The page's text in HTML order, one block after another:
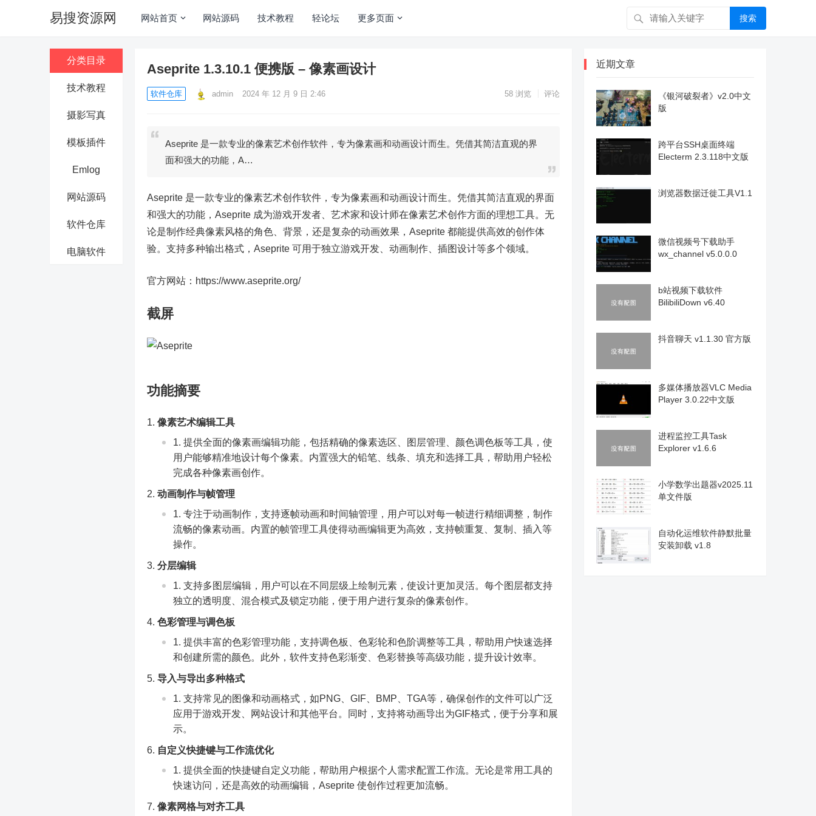
易搜资源网 网站首页 网站源码 技术教程 轻论坛 更多页面 搜索
分类目录
技术教程
摄影写真
模板插件
Emlog
网站源码
软件仓库
电脑软件
Aseprite 1.3.10.1 便携版 – 像素画设计
软件仓库 admin 2024 年 12 月 9 日 2:46 58 浏览 评论
Aseprite 是一款专业的像素艺术创作软件，专为像素画和动画设计而生。凭借其简洁直观的界
面和强大的功能，A…
Aseprite 是一款专业的像素艺术创作软件，专为像素画和动画设计而生。凭借其简洁直观的界面
和强大的功能，Aseprite 成为游戏开发者、艺术家和设计师在像素艺术创作方面的理想工具。无
论是制作经典像素风格的角色、背景，还是复杂的动画效果，Aseprite 都能提供高效的创作体
验。支持多种输出格式，Aseprite 可用于独立游戏开发、动画制作、插图设计等多个领域。
官方网站：https://www.aseprite.org/
截屏
功能摘要
像素艺术编辑工具
提供全面的像素画编辑功能，包括精确的像素选区、图层管理、颜色调色板等工具，使
用户能够精准地设计每个像素。内置强大的铅笔、线条、填充和选择工具，帮助用户轻松
完成各种像素画创作。
动画制作与帧管理
专注于动画制作，支持逐帧动画和时间轴管理，用户可以对每一帧进行精细调整，制作
流畅的像素动画。内置的帧管理工具使得动画编辑更为高效，支持帧重复、复制、插入等
操作。
分层编辑
支持多图层编辑，用户可以在不同层级上绘制元素，使设计更加灵活。每个图层都支持
独立的透明度、混合模式及锁定功能，便于用户进行复杂的像素创作。
色彩管理与调色板
提供丰富的色彩管理功能，支持调色板、色彩轮和色阶调整等工具，帮助用户快速选择
和创建所需的颜色。此外，软件支持色彩渐变、色彩替换等高级功能，提升设计效率。
导入与导出多种格式
支持常见的图像和动画格式，如PNG、GIF、BMP、TGA等，确保创作的文件可以广泛
应用于游戏开发、网站设计和其他平台。同时，支持将动画导出为GIF格式，便于分享和展
示。
自定义快捷键与工作流优化
提供全面的快捷键自定义功能，帮助用户根据个人需求配置工作流。无论是常用工具的
快速访问，还是高效的动画编辑，Aseprite 使创作过程更加流畅。
像素网格与对齐工具
近期文章
《银河破裂者》v2.0中文
版
跨平台SSH桌面终端
Electerm 2.3.118中文版
浏览器数据迁徙工具V1.1
微信视频号下载助手
wx_channel v5.0.0.0
b站视频下载软件
BilibiliDown v6.40
抖音聊天 v1.1.30 官方版
多媒体播放器VLC Media
Player 3.0.22中文版
进程监控工具Task
Explorer v1.6.6
小学数学出题器v2025.11
单文件版
自动化运维软件静默批量
安装卸载 v1.8